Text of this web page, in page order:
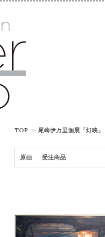
TOP > 尾崎伊万里個展『灯映』
原画 受注商品